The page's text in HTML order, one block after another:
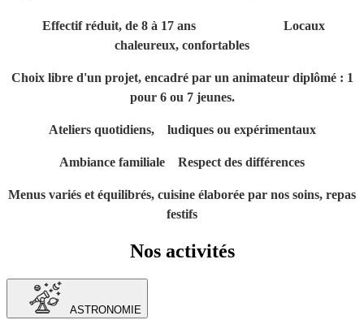
Effectif réduit, de 8 à 17 ans Locaux
chaleureux, confortables
Choix libre d'un projet, encadré par un animateur diplômé : 1
pour 6 ou 7 jeunes.
Ateliers quotidiens, ludiques ou expérimentaux
Ambiance familiale Respect des différences
Menus variés et équilibrés, cuisine élaborée par nos soins, repas
festifs
Nos activités
ASTRONOMIE